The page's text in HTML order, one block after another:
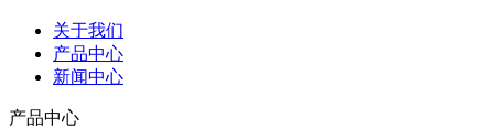
关于我们
产品中心
新闻中心
产品中心